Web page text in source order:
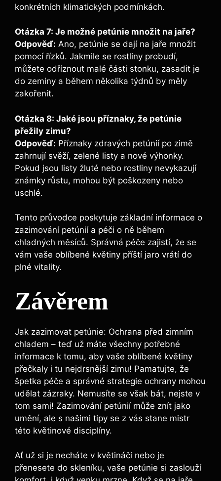
konkrétních klimatických podmínkách.
Otázka 7: Je možné petúnie množit na jaře?
Odpověď: Ano, petúnie se dají na jaře množit
pomocí řízků. Jakmile se rostliny probudí,
můžete odříznout malé části stonku, zasadit je
do zeminy a během několika týdnů by měly
zakořenit.
Otázka 8: Jaké jsou příznaky, že petúnie
přežily zimu?
Odpověď: Příznaky zdravých petúnií po zimě
zahrnují svěží, zelené listy a nové výhonky.
Pokud jsou listy žluté nebo rostliny nevykazují
známky růstu, mohou být poškozeny nebo
uschlé.
Tento průvodce poskytuje základní informace o
zazimování petúnií a péči o ně během
chladných měsíců. Správná péče zajistí, že se
vám vaše oblíbené květiny příští jaro vrátí do
plné vitality.
Závěrem
Jak zazimovat petúnie: Ochrana před zimním
chladem – teď už máte všechny potřebné
informace k tomu, aby vaše oblíbené květiny
přečkaly i tu nejdrsnější zimu! Pamatujte, že
špetka péče a správné strategie ochrany mohou
udělat zázraky. Nemusíte se však bát, nejste v
tom sami! Zazimování petúnií může znít jako
umění, ale s našimi tipy se z vás stane mistr
této květinové disciplíny.
Ať už si je necháte v květináči nebo je
přenesete do skleníku, vaše petúnie si zaslouží